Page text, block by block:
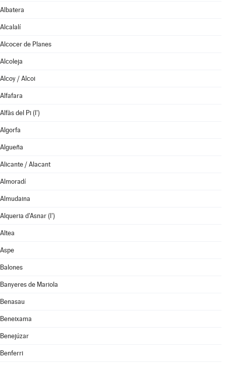
Albatera
Alcalalí
Alcocer de Planes
Alcoleja
Alcoy / Alcoi
Alfafara
Alfàs del Pi (l')
Algorfa
Algueña
Alicante / Alacant
Almoradí
Almudaina
Alqueria d'Asnar (l')
Altea
Aspe
Balones
Banyeres de Mariola
Benasau
Beneixama
Benejúzar
Benferri